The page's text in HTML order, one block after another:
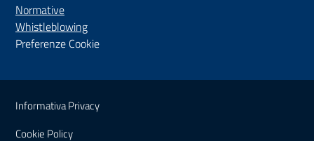
Normative
Whistleblowing(nuova scheda - new tab)
Preferenze Cookie
Sezione Link Utili
Informativa Privacy
Cookie Policy